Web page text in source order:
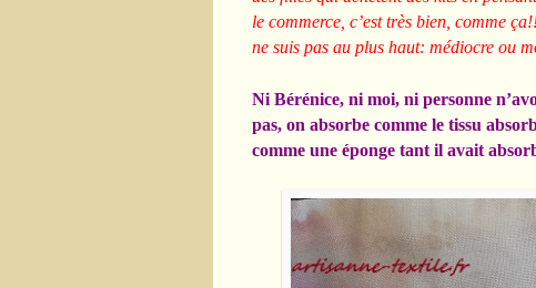
le commerce, c’est très bien, comme
ne suis pas au plus haut: médiocre ou
Ni Bérénice, ni moi, ni personne
pas, on absorbe comme le tissu
comme une éponge tant il avait